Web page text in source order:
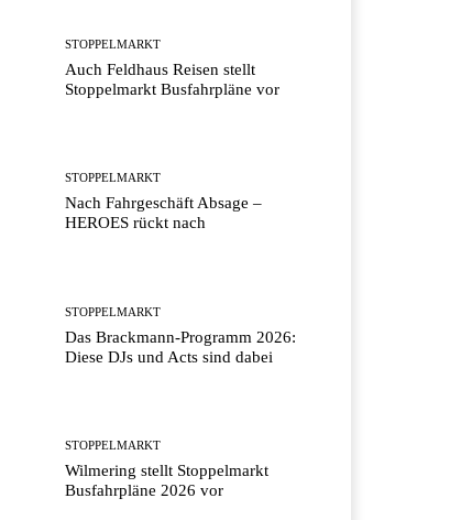
STOPPELMARKT
Auch Feldhaus Reisen stellt
Stoppelmarkt Busfahrpläne vor
STOPPELMARKT
Nach Fahrgeschäft Absage –
HEROES rückt nach
STOPPELMARKT
Das Brackmann-Programm 2026:
Diese DJs und Acts sind dabei
STOPPELMARKT
Wilmering stellt Stoppelmarkt
Busfahrpläne 2026 vor